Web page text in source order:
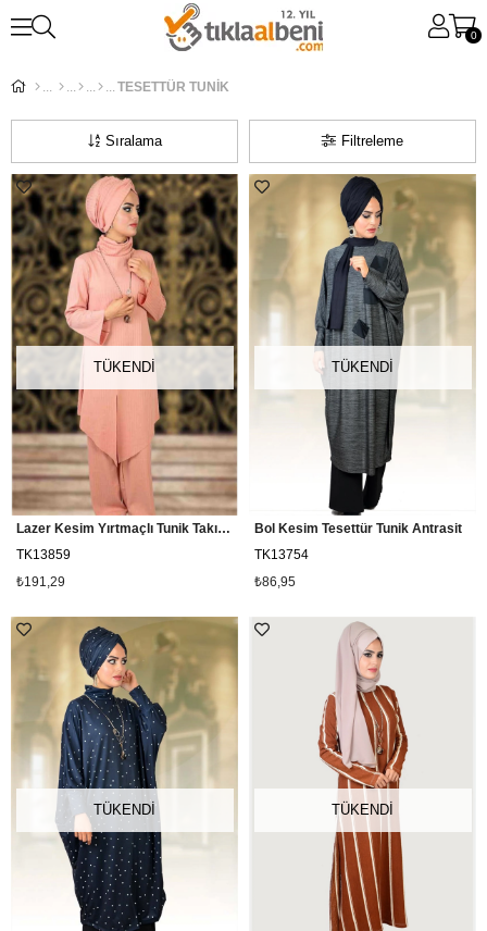
0
TESETTÜR TUNİK
Filtreleme
Sıralama
TÜKENDI
Lazer Kesim Yırtmaçlı Tunik Takım Pudra
TK13859
₺191,29
TÜKENDI
Bol Kesim Tesettür Tunik Antrasit
TK13754
₺86,95
TÜKENDI TÜKENDI